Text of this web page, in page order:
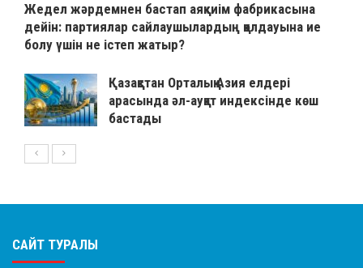
Жедел жәрдемнен бастап аяқкиім фабрикасына
дейін: партиялар сайлаушылардың қолдауына ие
болу үшін не істеп жатыр?
Қазақстан Орталық Азия елдері
арасында әл-ауқат индексінде көш
бастады
САЙТ ТУРАЛЫ